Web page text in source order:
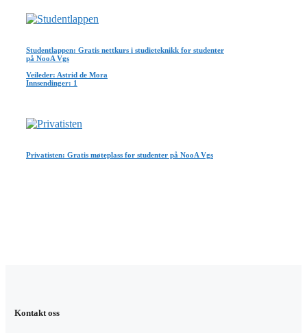
Studentlappen: Gratis nettkurs i studieteknikk for studenter
på NooA Vgs
Veileder: Astrid de Mora
Innsendinger: 1
Privatisten: Gratis møteplass for studenter på NooA Vgs
Kontakt oss